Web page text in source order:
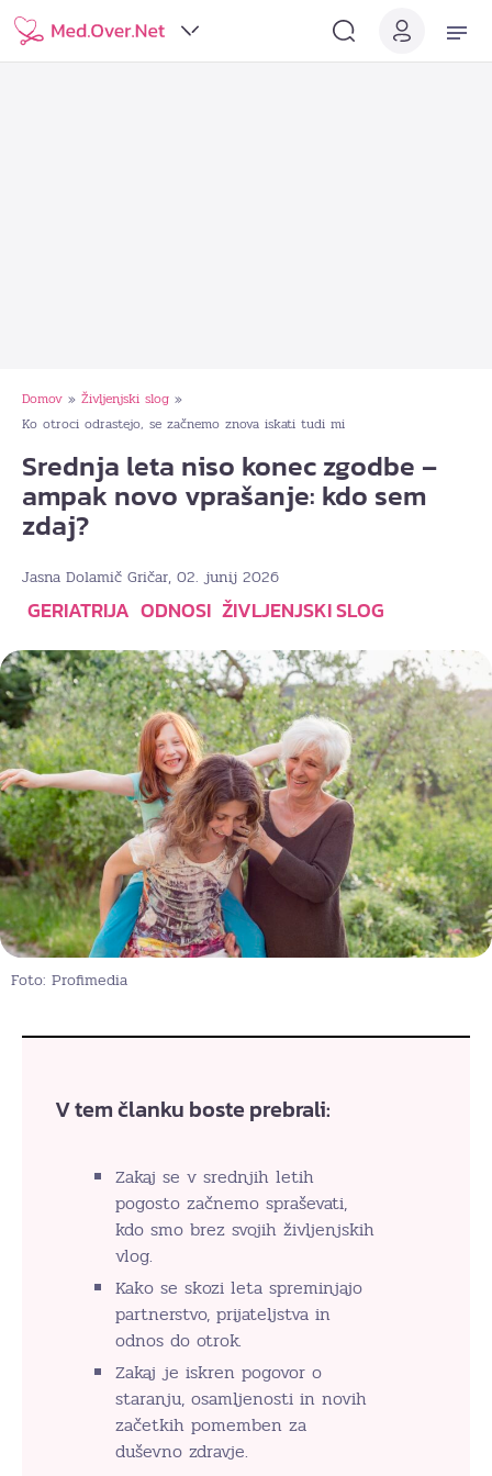
Domov » Življenjski slog »
Ko otroci odrastejo, se začnemo znova iskati tudi mi
Srednja leta niso konec zgodbe –
ampak novo vprašanje: kdo sem
zdaj?
Jasna Dolamič Gričar, 02. junij 2026
GERIATRIJA ODNOSI ŽIVLJENJSKI SLOG
Foto: Profimedia
V tem članku boste prebrali:
Zakaj se v srednjih letih
pogosto začnemo spraševati,
kdo smo brez svojih življenjskih
vlog.
Kako se skozi leta spreminjajo
partnerstvo, prijateljstva in
odnos do otrok.
Zakaj je iskren pogovor o
staranju, osamljenosti in novih
začetkih pomemben za
duševno zdravje.